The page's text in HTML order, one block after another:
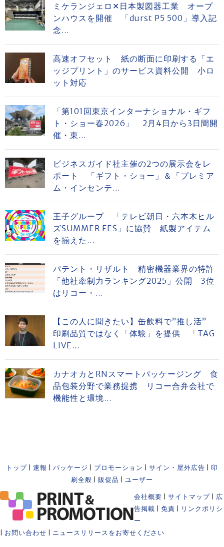
ミケランジェロ✕日本製図器工業 オープ
ンハウスを開催 「durst P5 500」導入記
念...
高速オフセット 紙の断面に印刷する「エ
ッジプリント」のサービス資料公開 小ロ
ット対応
「第101回東京インターナショナル・ギフ
ト・ショー春2026」 2月4日から3日間開
催・東...
ビジネスガイド社主催の2つの展示会をレ
ポート 「ギフト・ショー」＆「プレミア
ム・インセンテ...
王子グループ 「テレビ朝日・六本木ヒル
ズSUMMER FES」に協賛 紙製アイテム
を揃えた...
パテント・リザルト 精密機器業界の特許
「他社牽制力ランキング2025」公開 3位
はリコー・...
【この人に聞きたい】缶飲料で”推し活”
印刷品質ではなく「体験」を提供 「TAG
LIVE...
カナオカとRNスマートパッケージング 食
品包装分野で業務提携 リコー合弁会社で
機能性と環境...
トップ 速報 パッケージ プロモーション サイン・屋外広告
印
刷全般
販促品 ユーザー
会社概要 サイトマップ
広
告掲載
免責
リンクポリシ
ー
お問い合わせ ニュースリリースをお寄せください